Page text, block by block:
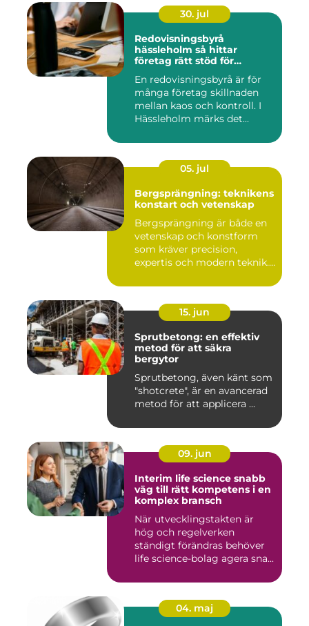
30. jul
Redovisningsbyrå
hässleholm så hittar
företag rätt stöd för
En redovisningsbyrå är för
många företag skillnaden
mellan kaos och kontroll. I
Hässleholm märks det...
05. jul
Bergsprängning: teknikens
konstart och vetenskap
Bergsprängning är både en
vetenskap och konstform
som kräver precision,
expertis och modern teknik.
15. jun
Sprutbetong: en effektiv
metod för att säkra
bergytor
Sprutbetong, även känt som
"shotcrete", är en avancerad
metod för att applicera ...
09. jun
Interim life science snabb
väg till rätt kompetens i en
komplex bransch
När utvecklingstakten är
hög och regelverken
ständigt förändras behöver
life science-bolag agera sna...
04. maj